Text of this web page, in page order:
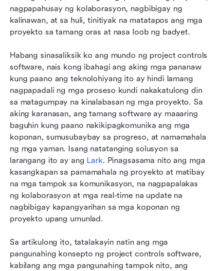
nagpapahusay ng kolaborasyon, nagbibigay ng
kalinawan, at sa huli, tinitiyak na matatapos ang mga
proyekto sa tamang oras at nasa loob ng badyet.
Habang sinasaliksik ko ang mundo ng project controls
software, nais kong ibahagi ang aking mga pananaw
kung paano ang teknolohiyang ito ay hindi lamang
nagpapadali ng mga proseso kundi nakakatulong din
sa matagumpay na kinalabasan ng mga proyekto. Sa
aking karanasan, ang tamang software ay maaaring
baguhin kung paano nakikipagkomunika ang mga
koponan, sumusubaybay sa progreso, at namamahala
ng mga yaman. Isang natatanging solusyon sa
larangang ito ay ang Lark. Pinagsasama nito ang mga
kasangkapan sa pamamahala ng proyekto at matibay
na mga tampok sa komunikasyon, na nagpapalakas
ng kolaborasyon at mga real-time na update na
nagbibigay kapangyarihan sa mga koponan ng
proyekto upang umunlad.
Sa artikulong ito, tatalakayin natin ang mga
pangunahing konsepto ng project controls software,
kabilang ang mga pangunahing tampok nito, ang
Mga Posibleng Aplikasyon ng Lark sa Software
para sa Kontrol ng Proyekto
Paano pumili ng tamang software para sa
Konklusyon
Mga Madalas Itanong
May kaugnayang pagbasa